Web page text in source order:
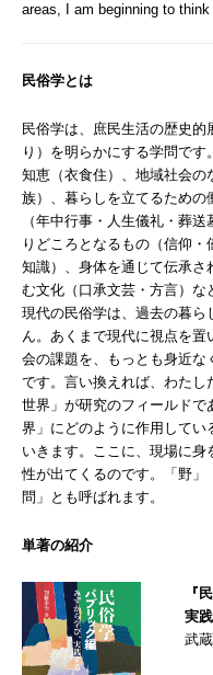
areas, I am beginning to
民俗学とは
民俗学は、庶民生活の歴史
り）を明らかにする学問で
知恵（衣食住）、地域社会の
族）、暮らしを立てるための
（年中行事・人生儀礼・葬
りどころとなるもの（信仰
知識）、身体を通じて伝承
む文化（口承文芸・方言）な
現代の民俗学は、過去の暮
ん。あくまで現代に視点を
会の課題を、もっとも身近な
です。言い換えれば、わた
世界」が研究のフィールド
界」にどのように作用してい
いきます。ここに、現場に
性が出てくるのです。「野
問」とも呼ばれます。
単著の紹介
『
実践
武